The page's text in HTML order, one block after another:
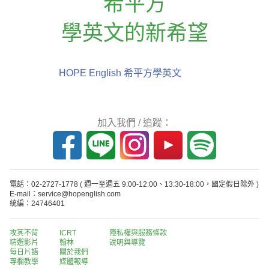
學英文的新希望
HOPE English 希平方學英文
加入我們 / 追蹤：
電話：02-2727-1778 ( 週一至週五 9:00-12:00、13:30-18:00，國定假日除外 )
E-mail：service@hopenglish.com
統編：24746401
攻其不背
精選影片
每日片語
專欄教學
ICRT
翰林
關於我們
媒體報導
隱私權與服務條款
說明與導覽